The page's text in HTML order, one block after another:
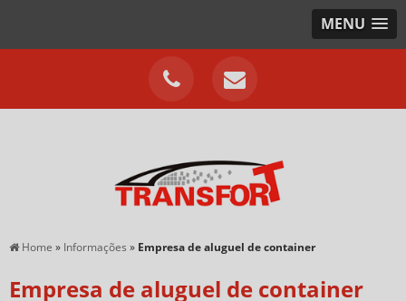
MENU
Home » Informações » Empresa de aluguel de container
Empresa de aluguel de container